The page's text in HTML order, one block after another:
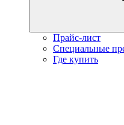
Прайс-лист
Специальные
Где купить